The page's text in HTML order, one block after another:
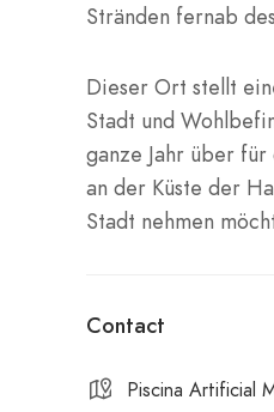
Stränden fernab
Dieser Ort stellt
Stadt und
ganze Jahr über
an der Küste der
Stadt nehmen
Contact
Piscina Artificial